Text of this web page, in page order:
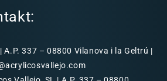
A.P. 337 – 08800 Vilanova i la Geltrú |